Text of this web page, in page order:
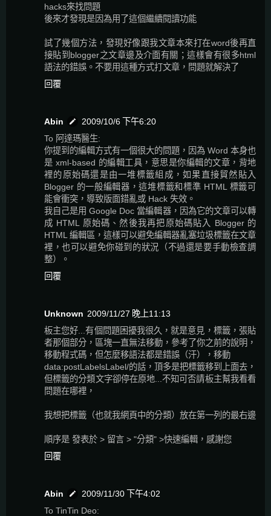
hacks來找問題
後來才發現是因為用了這個繼續閱讀功能
試了幾個方法，發現好像跟我文章本來打在word後再直
接貼到blogger之文章邊及介面有關；這樣會有很多html
語法的錯誤。不要用這種方式打文章，問題就解決了
回覆
Abin
2009/10/6 下午6:20
To 阿達瑪醫生:
你提到的編輯方式有一個很大的問題，因為 Word 本身也
是 xml-based 的編輯工具，意思是你編輯的文章，背地
裡的原始碼還是由一堆標籤組成，如果直接貿然貼入
Blogger 的一般編輯器，這堆標籤和標準 HTML 標籤可
能會衝突，導致版面錯亂或 Hack 失效。
我自己是用 Google Doc 當編輯器，因為它的文章可以轉
成 HTML 原始碼、然後我再把原始碼貼入 Blogger 的
HTML 編輯區，這樣可以避免編輯器亂塞垃圾標籤在文章
裡，也可以避免你碰到的狀況（不過還是要手動檢查調
整）。
回覆
Unknown 2009/11/27 晚上11:13
板主您好...有個問題困擾我很久，就是意見，標籤，張貼
者那個部分，區塊一直無法移動，參考了你之前的說明，
移動程式碼，但怎麼移語法都是錯誤（汗），移動
data:postLabelsLabel/的話，頂多是把標籤移到上面去，
但標籤的分類文字卻停在原地...不知可否請板主幫我看看
問題在哪裡，
我想把標籤（也就我網頁中的分類）放在第一列的最右邊
順序是 發表於 > 留言 > "分類" >快速編輯，感謝您
回覆
Abin
2009/11/30 下午4:02
To TinTin Deo: